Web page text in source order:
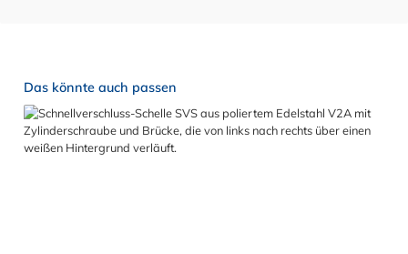
Produktgalerie überspringen
Das könnte auch passen